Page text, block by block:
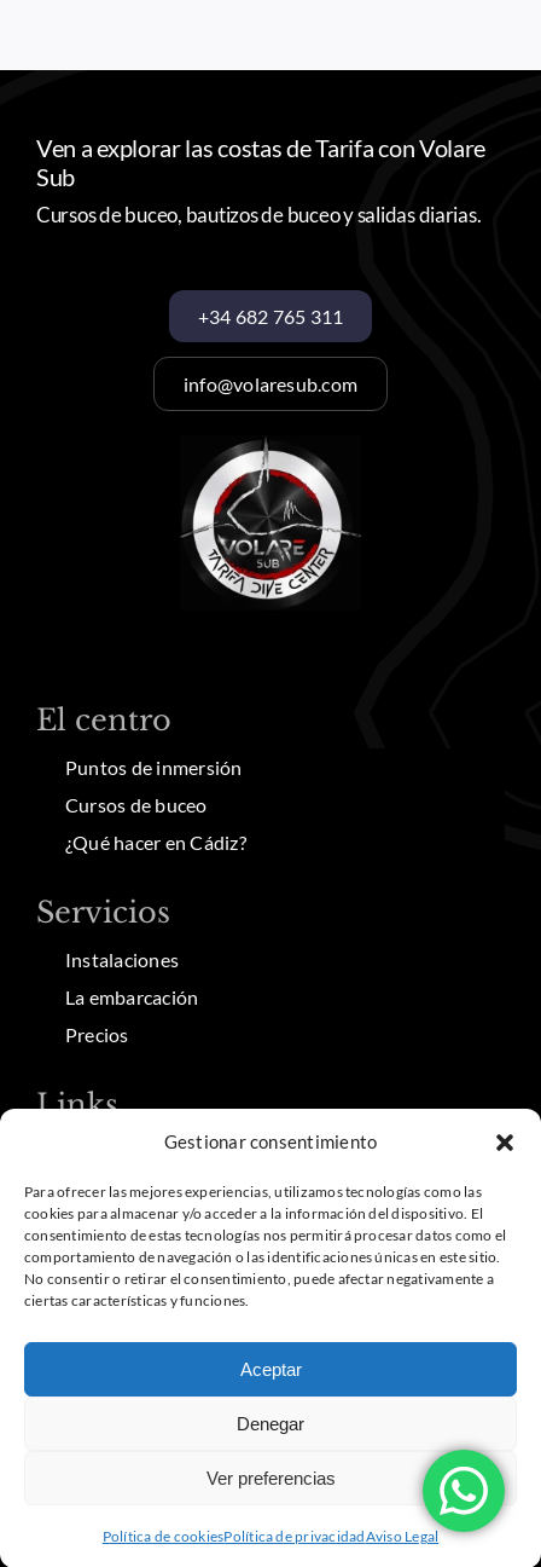
Gestionar consentimiento
Para ofrecer las mejores experiencias, utilizamos tecnologías como las
cookies para almacenar y/o acceder a la información del dispositivo. El
consentimiento de estas tecnologías nos permitirá procesar datos como el
comportamiento de navegación o las identificaciones únicas en este sitio.
No consentir o retirar el consentimiento, puede afectar negativamente a
ciertas características y funciones.
Aceptar
Denegar
Ver preferencias
Política de cookiesPolítica de privacidadAviso Legal
Ven a explorar las costas de Tarifa con Volare
Sub
Cursos de buceo, bautizos de buceo y salidas diarias.
+34 682 765 311
info@volaresub.com
El centro
Puntos de inmersión
Cursos de buceo
¿Qué hacer en Cádiz?
Servicios
Instalaciones
La embarcación
Precios
Links
Aviso Legal
Política de privacidad
Política de cookies
©Copyright 2026 | Centro de buceo en Tarifa | Cursos,
bautizos y salidas diarias | Desarrollado por net948